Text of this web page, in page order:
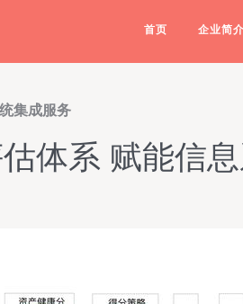
首页 企业简介
集成服务
体系 赋能信